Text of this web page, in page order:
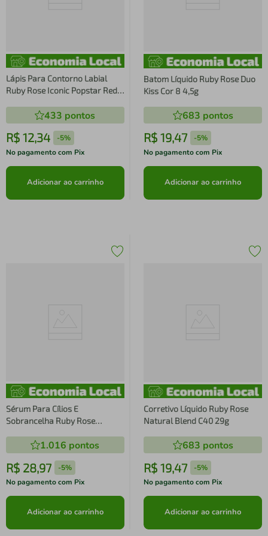
Lápis Para Contorno Labial
Ruby Rose Iconic Popstar Red
433 pontos
R$ 12,34 -5%
No pagamento com Pix
Adicionar ao carrinho
Batom Líquido Ruby Rose Duo
Kiss Cor 8 4,5g
683 pontos
R$ 19,47 -5%
No pagamento com Pix
Adicionar ao carrinho
Sérum Para Cílios E
Sobrancelha Ruby Rose
1.016 pontos
R$ 28,97 -5%
No pagamento com Pix
Adicionar ao carrinho
Corretivo Líquido Ruby Rose
Natural Blend C40 29g
683 pontos
R$ 19,47 -5%
No pagamento com Pix
Adicionar ao carrinho